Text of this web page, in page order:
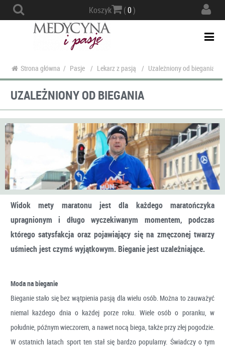
Koszyk (0)
Strona główna / Pasje / Lekarz z pasją / Uzależniony od biegania
UZALEŻNIONY OD BIEGANIA
Widok mety maratonu jest dla każdego maratończyka
upragnionym i długo wyczekiwanym momentem, podczas
którego satysfakcja oraz pojawiający się na zmęczonej twarzy
uśmiech jest czymśwyjątkowym. Bieganie jest uzależniające.
Moda na bieganie
Bieganie stało się bez wątpienia pasją dla wielu osób. Można to zauważyć
niemal każdego dnia o każdej porze roku. Wiele osób o poranku, w
południe, późnym wieczorem, a nawet nocą biega, także przy złej pogodzie.
W ostatnich latach sport ten stał się bardzo popularny. Świadczy o tym